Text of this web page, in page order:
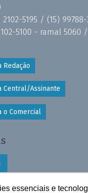
essenciais e
2102-5195 / (15) 99788-
5100 - ramal 5060 /
Redação
Central/Assinante
o Comercial